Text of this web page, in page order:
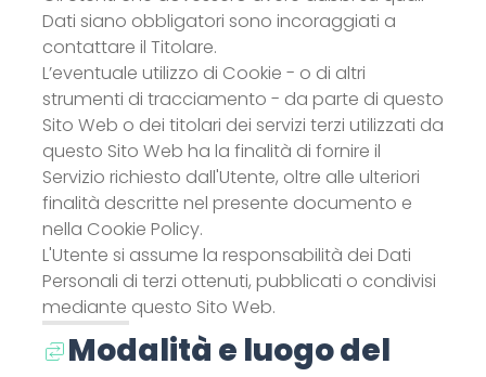
Dati siano obbligatori sono incoraggiati a
contattare il Titolare.
L’eventuale utilizzo di Cookie - o di altri
strumenti di tracciamento - da parte di questo
Sito Web o dei titolari dei servizi terzi utilizzati da
questo Sito Web ha la finalità di fornire il
Servizio richiesto dall'Utente, oltre alle ulteriori
finalità descritte nel presente documento e
nella Cookie Policy.
L'Utente si assume la responsabilità dei Dati
Personali di terzi ottenuti, pubblicati o condivisi
mediante questo Sito Web.
Modalità e luogo del